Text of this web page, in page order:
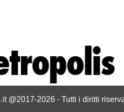
@2017-2026 - Tutti i diritti